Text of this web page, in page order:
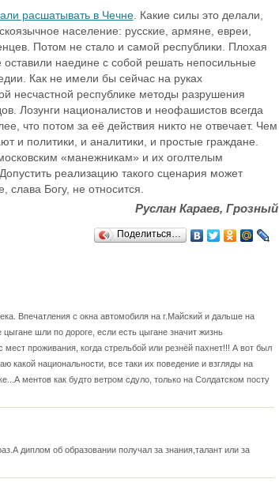
расшатывать в Чечне. Какие силы это делали,
население: русские, армяне, евреи,
Потом не стало и самой республики. Плохая
наедине с собой решать непосильные
Как не имели бы сейчас на руках
несчастной республике методы разрушения
Лозунги националистов и неофашистов всегда
что потом за её действия никто не отвечает. Чем
и политики, и аналитики, и простые граждане.
«манежникам» и их оголтелым
реализацию такого сценария может
слава Богу, не относится.
Руслан Караев, Грозный
Поделиться…
Впечатления с окна автомобиля на г.Майский и дальше на
шли по дороге, если есть цыгане значит жизнь
проживания, когда стрельбой или резнёй пахнет!!! А вот был
какой национальности, все таки их поведение и взгляды на
ментов как будто ветром сдуло, только на Солдатском посту
диплом об образовании получал за знания,талант или за